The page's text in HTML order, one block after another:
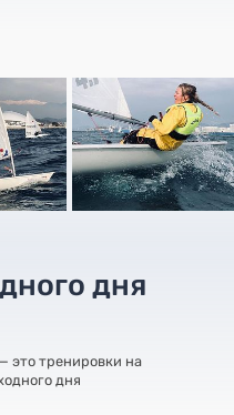
дня
это тренировки на
дня